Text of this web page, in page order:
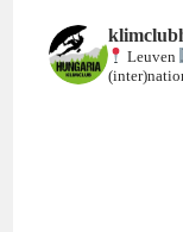
Leuven